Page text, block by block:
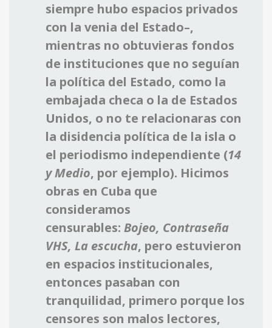
siempre hubo espacios privados
con la venia del Estado–,
mientras no obtuvieras fondos
de instituciones que no seguían
la política del Estado, como la
embajada checa o la de Estados
Unidos, o no te relacionaras con
la disidencia política de la isla o
el periodismo independiente (14
y Medio, por ejemplo). Hicimos
obras en Cuba que
consideramos
censurables: Bojeo, Contraseña
VHS, La escucha, pero estuvieron
en espacios institucionales,
entonces pasaban con
tranquilidad, primero porque los
censores son malos lectores,